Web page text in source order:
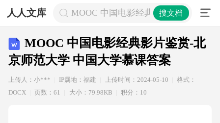
人人文库 MOOC 中国电影经典影片鉴赏-北京
搜文档
MOOC 中国电影经典影片鉴赏-北
京师范大学 中国大学慕课答案
上传人：小*** IP属地：福建 上传时间：2024-05-10
格式：
DOCX
页数：61 大小：79.98KB 积分：10